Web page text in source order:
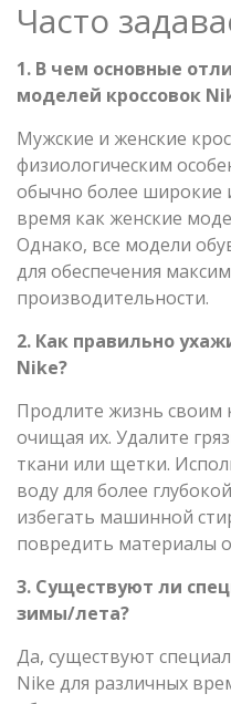
Часто
1. В чем основные
моделей кроссовок
Мужские и женские
физиологическим
обычно более широкие
время как женские
Однако, все модели
для обеспечения
производительности.
2. Как правильно
Nike?
Продлите жизнь своим
очищая их. Удалите
ткани или щетки.
воду для более
избегать машинной
повредить материалы
3. Существуют ли
зимы/лета?
Да, существуют
Nike для различных